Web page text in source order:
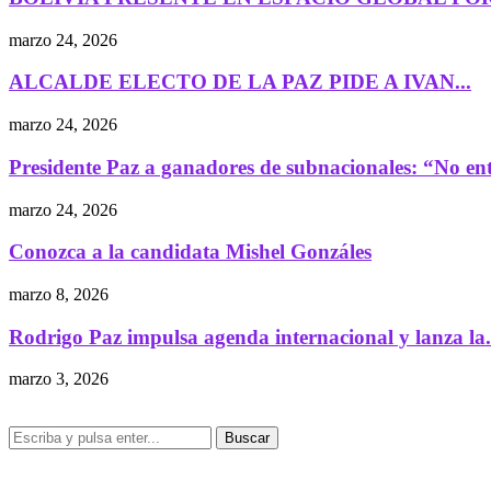
marzo 24, 2026
ALCALDE ELECTO DE LA PAZ PIDE A IVAN...
marzo 24, 2026
Presidente Paz a ganadores de subnacionales: “No
marzo 24, 2026
Conozca a la candidata Mishel Gonzáles
marzo 8, 2026
Rodrigo Paz impulsa agenda internacional y lanza
marzo 3, 2026
Buscar